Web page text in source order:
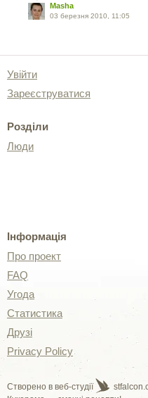
Masha
03 березня 2010, 11:05
Увійти
Зареєструватися
Розділи
Люди
Інформація
Про проект
FAQ
Угода
Статистика
Друзі
Privacy Policy
Створено в веб-студії